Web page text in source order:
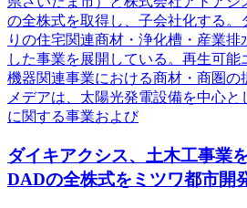
の全株式を取得し、子会社化する。
りの住宅関連商材・浄化槽・産業排
した事業を展開している。再生可
機器関連事業における商材・商圏の
メデアは、太陽光発電設備を中心
に関する事業および
ダイキアクシス、土木工事業
DADの全株式をミツワ都市開